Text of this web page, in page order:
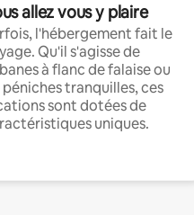
allez vous y plaire
l'hébergement fait le
Qu'il s'agisse de
à flanc de falaise ou
tranquilles, ces
sont dotées de
uniques.